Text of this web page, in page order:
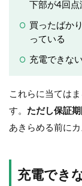
下部が4回点
買ったばか
っている
充電できな
これらに当ては
す。 ただし保証
あきらめる前に
充電でき